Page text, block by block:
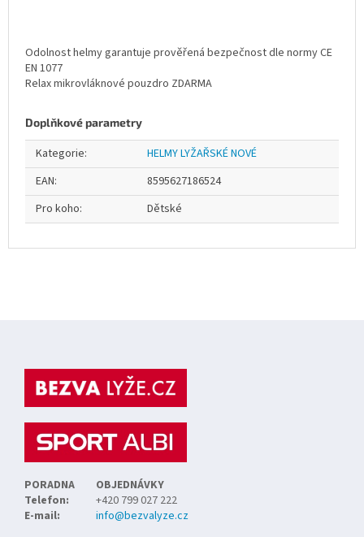
Odolnost helmy garantuje prověřená bezpečnost dle normy CE
EN 1077
Relax mikrovláknové pouzdro ZDARMA
Doplňkové parametry
Kategorie:
HELMY LYŽAŘSKÉ NOVÉ
EAN:
8595627186524
Pro koho: Dětské
PORADNA
OBJEDNÁVKY
Telefon:
+420 799 027 222
E-mail:
info@bezvalyze.cz